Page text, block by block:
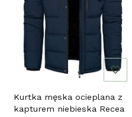
Kurtka męska ocieplana z
kapturem niebieska Recea